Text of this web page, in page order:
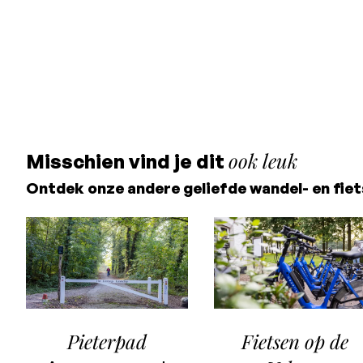
Misschien vind je dit ook leuk
Ontdek onze andere geliefde wandel- en
Pieterpad
Fietsen op de